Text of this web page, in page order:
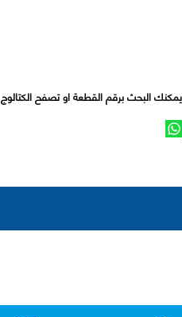
البحث برقم القطعة او تصفح الكتالوج